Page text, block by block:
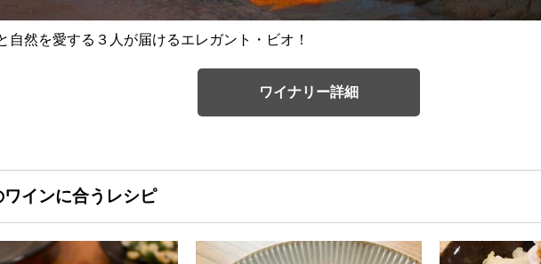
自然を愛する３人が届けるエレガント・ビオ！
ワイナリー詳細
ワインに合うレシピ